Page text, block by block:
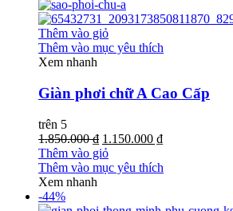
Thêm vào giỏ
Thêm vào mục yêu thích
Xem nhanh
Giàn phơi chữ A Cao Cấp
trên 5
1.850.000 ₫ 1.150.000 ₫
Thêm vào giỏ
Thêm vào mục yêu thích
Xem nhanh
-44%